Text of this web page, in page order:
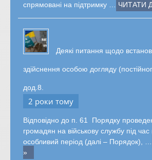
спрямовані на підтримку …
ЧИТАТИ
Деякі питання щодо
здійснення особою догляду
дод.8.
2 роки тому
Відповідно до п. 61 Порядку
громадян на військову службу під час
особливий період (далі – Порядок), …
»